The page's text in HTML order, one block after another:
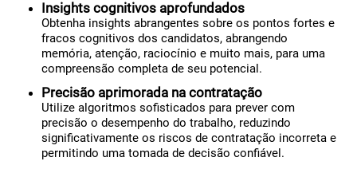
Insights cognitivos aprofundados
Obtenha insights abrangentes sobre os pontos fortes e
fracos cognitivos dos candidatos, abrangendo
memória, atenção, raciocínio e muito mais, para uma
compreensão completa de seu potencial.
Precisão aprimorada na contratação
Utilize algoritmos sofisticados para prever com
precisão o desempenho do trabalho, reduzindo
significativamente os riscos de contratação incorreta e
permitindo uma tomada de decisão confiável.